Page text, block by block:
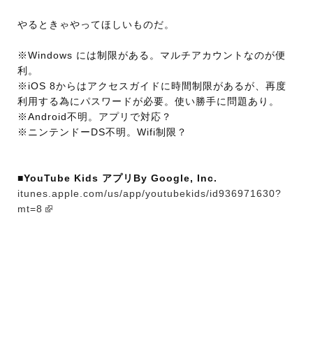
やるときゃやってほしいものだ。
※Windows には制限がある。マルチアカウントなのが便
利。
※iOS 8からはアクセスガイドに時間制限があるが、再度
利用する為にパスワードが必要。使い勝手に問題あり。
※Android不明。アプリで対応？
※ニンテンドーDS不明。Wifi制限？
■YouTube Kids アプリBy Google, Inc.
itunes.apple.com/us/app/youtubekids/id936971630?
mt=8